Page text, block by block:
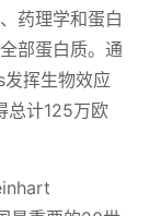
药理学和蛋白
部蛋白质。通
挥生物效应
总计125万欧